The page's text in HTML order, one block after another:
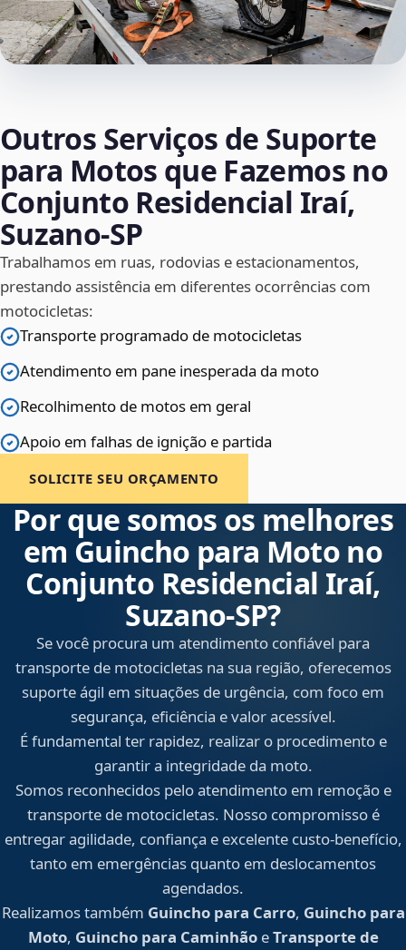
Outros Serviços de Suporte
para Motos que Fazemos no
Conjunto Residencial Iraí,
Suzano‑SP
Trabalhamos em ruas, rodovias e estacionamentos,
prestando assistência em diferentes ocorrências com
motocicletas:
Transporte programado de motocicletas
Atendimento em pane inesperada da moto
Recolhimento de motos em geral
Apoio em falhas de ignição e partida
SOLICITE SEU ORÇAMENTO
Por que somos os melhores
em Guincho para Moto no
Conjunto Residencial Iraí,
Suzano‑SP?
Se você procura um atendimento confiável para
transporte de motocicletas na sua região, oferecemos
suporte ágil em situações de urgência, com foco em
segurança, eficiência e valor acessível.
É fundamental ter rapidez, realizar o procedimento e
garantir a integridade da moto.
Somos reconhecidos pelo atendimento em remoção e
transporte de motocicletas. Nosso compromisso é
entregar agilidade, confiança e excelente custo-benefício,
tanto em emergências quanto em deslocamentos
agendados.
Realizamos também Guincho para Carro, Guincho para
Moto, Guincho para CaminhãoeTransporte de